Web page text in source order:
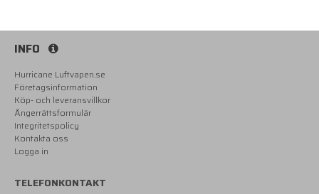
INFO
Hurricane Luftvapen.se
Företagsinformation
Köp- och leveransvillkor
Ångerrättsformulär
Integritetspolicy
Kontakta oss
Logga in
TELEFONKONTAKT